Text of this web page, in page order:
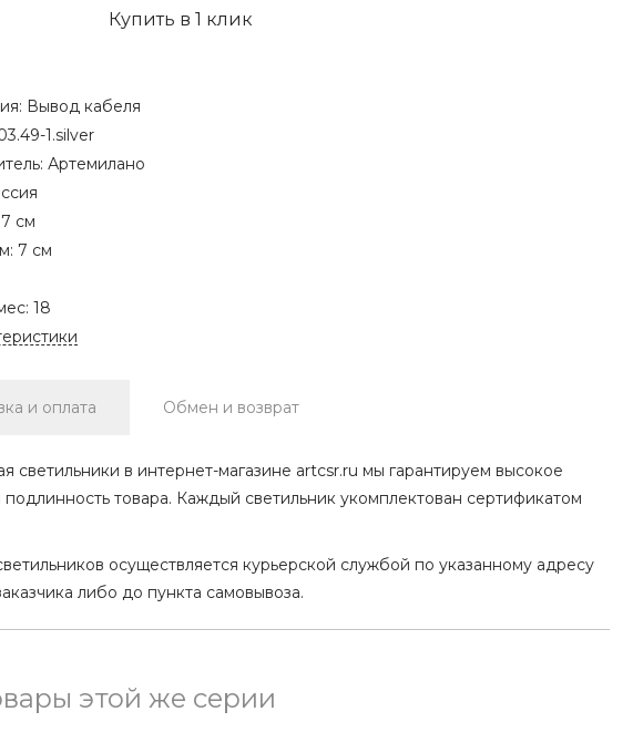
Купить в 1 клик
Вывод кабеля
1.silver
Артемилано
7 см
7 см
18
и оплата Обмен и возврат
светильники в интернет-магазине artcsr.ru мы гарантируем высокое
подлинность товара. Каждый светильник укомплектован сертификатом
осуществляется курьерской службой по указанному адресу
либо до пункта самовывоза.
этой же серии